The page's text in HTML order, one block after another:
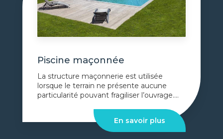
Piscine maçonnée
La structure maçonnerie est utilisée
lorsque le terrain ne présente aucune
particularité pouvant fragiliser l’ouvrage....
En savoir plus